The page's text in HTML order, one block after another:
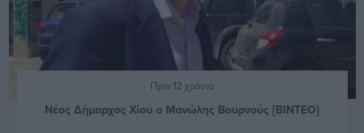
Πριν 12 χρόνια
Νέος Δήμαρχος Χίου ο Μανώλης Βουρνούς [ΒΙΝΤΕΟ]